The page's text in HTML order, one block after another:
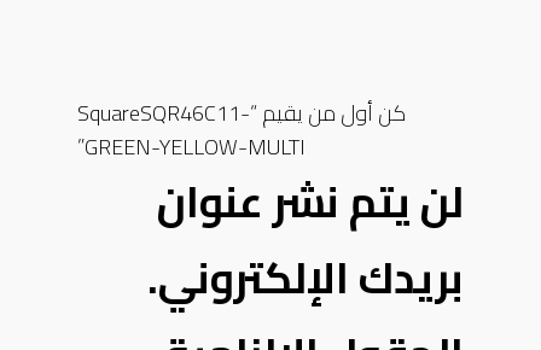
كن أول من يقيم “SquareSQR46C11-
GREEN-YELLOW-MULTI”
لن يتم نشر عنوان
بريدك الإلكتروني.